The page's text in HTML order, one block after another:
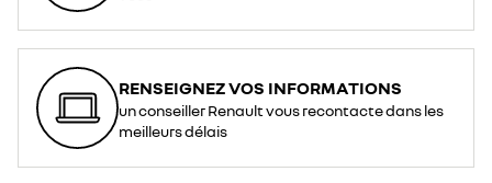
RENSEIGNEZ VOS INFORMATIONS
un conseiller Renault vous recontacte dans les
meilleurs délais